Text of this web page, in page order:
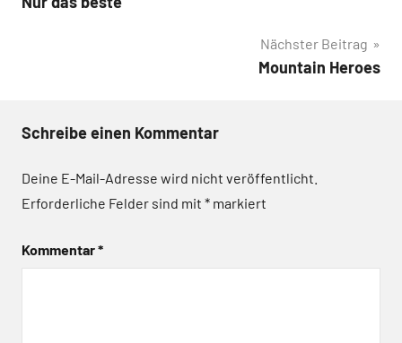
Nächster Beitrag
Mountain Heroes
Schreibe einen Kommentar
Deine E-Mail-Adresse wird nicht veröffentlicht.
Erforderliche Felder sind mit * markiert
Kommentar*